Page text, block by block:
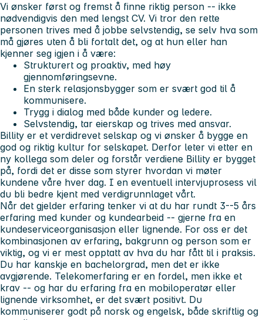
Vi ønsker først og fremst å finne riktig person -- ikke
nødvendigvis den med lengst CV. Vi tror den rette
personen trives med å jobbe selvstendig, se selv hva som
må gjøres uten å bli fortalt det, og at hun eller han
kjenner seg igjen i å være:
Strukturert og proaktiv, med høy
gjennomføringsevne.
En sterk relasjonsbygger som er svært god til å
kommunisere.
Trygg i dialog med både kunder og ledere.
Selvstendig, tar eierskap og trives med ansvar.
Billity er et verdidrevet selskap og vi ønsker å bygge en
god og riktig kultur for selskapet. Derfor leter vi etter en
ny kollega som deler og forstår verdiene Billity er bygget
på, fordi det er disse som styrer hvordan vi møter
kundene våre hver dag. I en eventuell intervjuprosess vil
du bli bedre kjent med verdigrunnlaget vårt.
Når det gjelder erfaring tenker vi at du har rundt 3--5 års
erfaring med kunder og kundearbeid -- gjerne fra en
kundeserviceorganisasjon eller lignende. For oss er det
kombinasjonen av erfaring, bakgrunn og person som er
viktig, og vi er mest opptatt av hva du har fått til i praksis.
Du har kanskje en bachelorgrad, men det er ikke
avgjørende. Telekomerfaring er en fordel, men ikke et
krav -- og har du erfaring fra en mobiloperatør eller
lignende virksomhet, er det svært positivt. Du
kommuniserer godt på norsk og engelsk, både skriftlig og